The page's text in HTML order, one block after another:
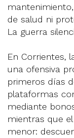
de salud ni
La guerra
En Corrientes,
una ofensiva
primeros días
plataformas
mediante
mientras que
menor: